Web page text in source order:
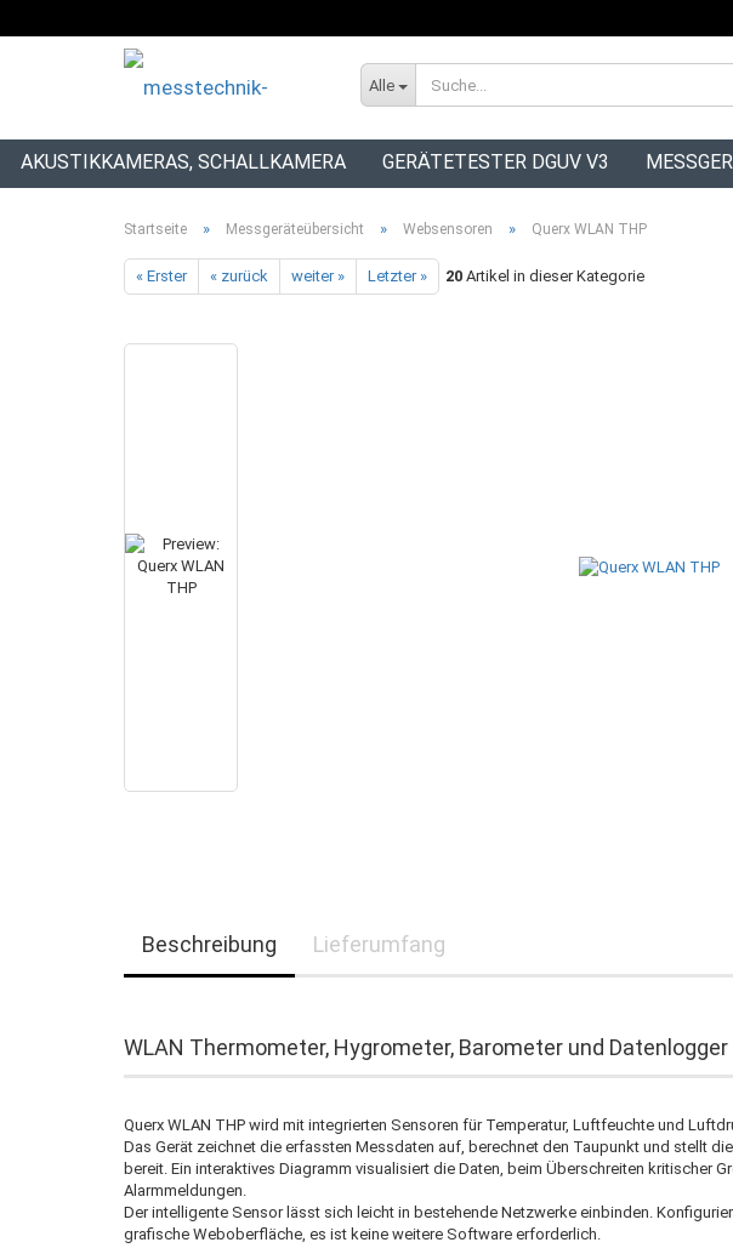
Alle
AKUSTIKKAMERAS, SCHALLKAMERA GERÄTETESTER DGUV V3
Startseite » Messgeräteübersicht » Websensoren » Querx WLAN THP
« Erster « zurück weiter » Letzter » 20 Artikel in dieser Kategorie
Beschreibung Lieferumfang
WLAN Thermometer, Hygrometer, Barometer und Datenlogger
Querx WLAN THP wird mit integrierten Sensoren für Temperatur, Luftfeuchte und
Das Gerät zeichnet die erfassten Messdaten auf, berechnet den Taupunkt und stellt
bereit. Ein interaktives Diagramm visualisiert die Daten, beim Überschreiten kritischer
Alarmmeldungen.
Der intelligente Sensor lässt sich leicht in bestehende Netzwerke einbinden.
grafische Weboberfläche, es ist keine weitere Software erforderlich.